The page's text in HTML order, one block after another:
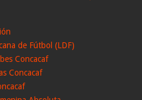
de Fútbol (LDF)
Concacaf
Concacaf